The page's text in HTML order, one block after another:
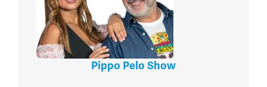
Pippo Pelo Show